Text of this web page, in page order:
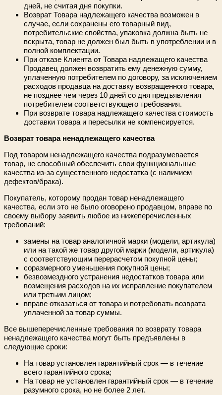
дней, не считая дня покупки.
Возврат Товара надлежащего качества возможен в
случае, если сохранены его товарный вид,
потребительские свойства, упаковка должна быть не
вскрыта, товар не должен был быть в употреблении и в
полной комплектации.
При отказе Клиента от Товара надлежащего качества
Продавец должен возвратить ему денежную сумму,
уплаченную потребителем по договору, за исключением
расходов продавца на доставку возвращенного товара,
не позднее чем через 10 дней со дня предъявления
потребителем соответствующего требования.
При возврате товара надлежащего качества стоимость
доставки товара и пересылки не компенсируется.
Возврат товара ненадлежащего качества
Под товаром ненадлежащего качества подразумевается
товар, не способный обеспечить свои функциональные
качества из-за существенного недостатка (с наличием
дефектов/брака).
Покупатель, которому продан товар ненадлежащего
качества, если это не было оговорено продавцом, вправе по
своему выбору заявить любое из нижеперечисленных
требований:
замены на товар аналогичной марки (модели, артикула)
или на такой же товар другой марки (модели, артикула)
с соответствующим перерасчетом покупной цены;
соразмерного уменьшения покупной цены;
безвозмездного устранения недостатков товара или
возмещения расходов на их исправление покупателем
или третьим лицом;
вправе отказаться от товара и потребовать возврата
уплаченной за товар суммы.
Все вышеперечисленные требования по возврату товара
ненадлежащего качества могут быть предъявлены в
следующие сроки:
На товар установлен гарантийный срок — в течение
всего гарантийного срока;
На товар не установлен гарантийный срок — в течение
разумного срока, но не более 2 лет.